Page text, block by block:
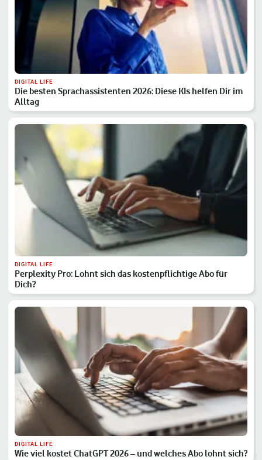
DIGITAL LIFE
Die besten Sprachassistenten 2026: Diese KIs helfen Dir im
Alltag
DIGITAL LIFE
Perplexity Pro: Lohnt sich das kostenpflichtige Abo für
Dich?
DIGITAL LIFE
Wie viel kostet ChatGPT 2026 – und welches Abo lohnt sich?